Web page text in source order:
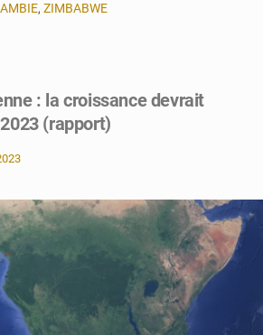
, ZIMBABWE
: la croissance devrait
(rapport)